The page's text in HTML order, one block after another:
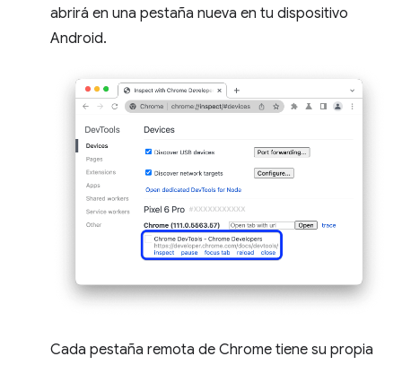
abrirá en una pestaña nueva en tu dispositivo
Android.
Cada pestaña remota de Chrome tiene su propia